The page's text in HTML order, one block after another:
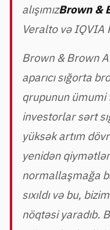
alışımızBrown &
Veralto və IQVIA
Brown & Brown
aparıcı sığorta
qrupunun ümumi
investorlar sərt
yüksək artım
yenidən
normallaşmağa
sıxıldı və bu,
nöqtəsi yaradıb.